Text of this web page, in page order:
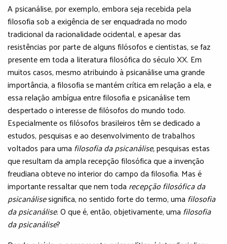
A psicanálise, por exemplo, embora seja recebida pela
filosofia sob a exigência de ser enquadrada no modo
tradicional da racionalidade ocidental, e apesar das
resistências por parte de alguns filósofos e cientistas, se faz
presente em toda a literatura filosófica do século XX. Em
muitos casos, mesmo atribuindo à psicanálise uma grande
importância, a filosofia se mantém crítica em relação a ela, e
essa relação ambígua entre filosofia e psicanálise tem
despertado o interesse de filósofos do mundo todo.
Especialmente os filósofos brasileiros têm se dedicado a
estudos, pesquisas e ao desenvolvimento de trabalhos
voltados para uma filosofia da psicanálise,pesquisas estas
que resultam da ampla recepção filosófica que a invenção
freudiana obteve no interior do campo da filosofia. Mas é
importante ressaltar que nem toda recepção filosófica da
psicanálisesignifica, no sentido forte do termo, uma filosofia
da psicanálise. O que é, então, objetivamente, uma filosofia
da psicanálise?